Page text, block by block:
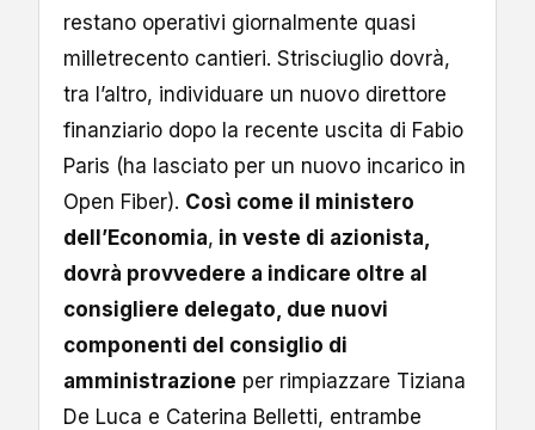
restano operativi giornalmente quasi
milletrecento cantieri. Strisciuglio dovrà,
tra l’altro, individuare un nuovo direttore
finanziario dopo la recente uscita di Fabio
Paris (ha lasciato per un nuovo incarico in
Open Fiber). Così come il ministero
dell’Economia, in veste di azionista,
dovrà provvedere a indicare oltre al
consigliere delegato, due nuovi
componenti del consiglio di
amministrazione per rimpiazzare Tiziana
De Luca e Caterina Belletti, entrambe